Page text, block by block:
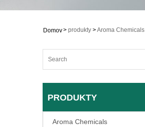
Domov> produkty >Aroma Chemicals
PRODUKTY
Aroma Chemicals